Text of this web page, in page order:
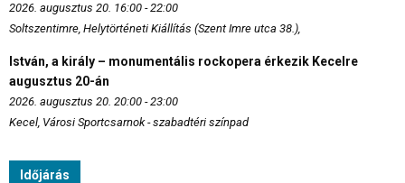
2026. augusztus 20. 16:00 - 22:00
Soltszentimre, Helytörténeti Kiállítás (Szent Imre utca 38.),
István, a király – monumentális rockopera érkezik Kecelre
augusztus 20-án
2026. augusztus 20. 20:00 - 23:00
Kecel, Városi Sportcsarnok - szabadtéri színpad
Időjárás